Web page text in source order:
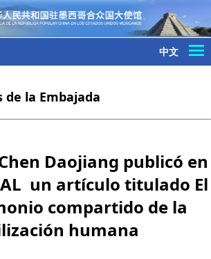
中文
de la Embajada
Daojiang publicó en
un artículo titulado El
compartido de la
humana